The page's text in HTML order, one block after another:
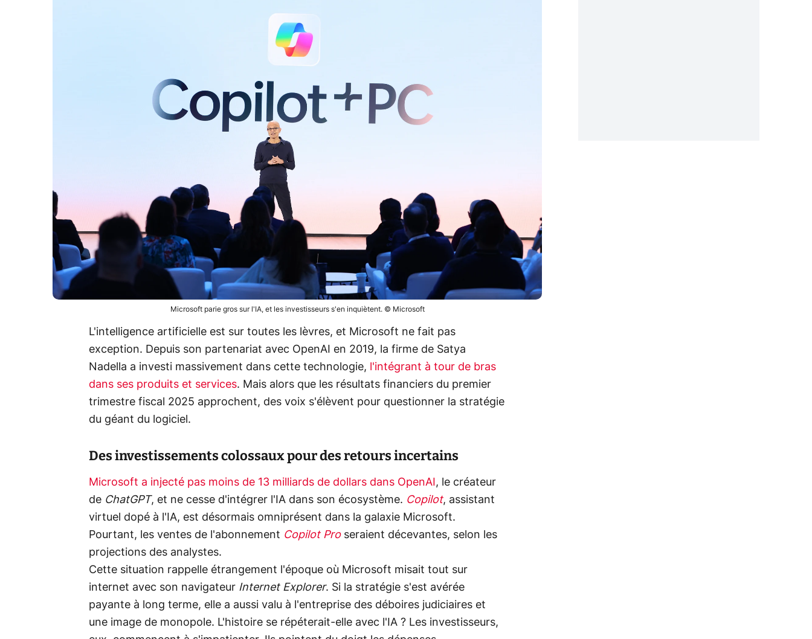
Microsoft parie gros sur l'IA, et les investisseurs s'en inquiètent. © Microsoft
L'intelligence artificielle est sur toutes les lèvres, et Microsoft ne fait pas
exception. Depuis son partenariat avec OpenAI en 2019, la firme de Satya
Nadella a investi massivement dans cette technologie,
l'intégrant à tour de bras
dans ses produits et services. Mais alors que les résultats financiers du premier
trimestre fiscal 2025 approchent, des voix s'élèvent pour questionner la stratégie
du géant du logiciel.
Des investissements colossaux pour des retours incertains
Microsoft a injecté pas moins de 13 milliards de dollars dans OpenAI , le créateur
de ChatGPT, et ne cesse d'intégrer l'IA dans son écosystème. Copilot, assistant
virtuel dopé à l'IA, est désormais omniprésent dans la galaxie Microsoft.
Pourtant, les ventes de l'abonnement Copilot Proseraient décevantes, selon les
projections des analystes.
Cette situation rappelle étrangement l'époque où Microsoft misait tout sur
internet avec son navigateur Internet Explorer. Si la stratégie s'est avérée
payante à long terme, elle a aussi valu à l'entreprise des déboires judiciaires et
une image de monopole. L'histoire se répéterait-elle avec l'IA ? Les investisseurs,